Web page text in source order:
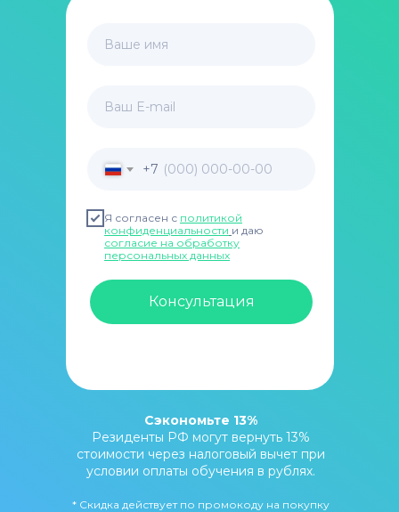
Сэкономьте 13%
Резиденты РФ могут вернуть 13%
стоимости через налоговый вычет при
условии оплаты обучения в рублях.
* Скидка действует по промокоду на покупку
Ваше имя
Ваш E-mail
+7
Я согласен с политикой
конфиденциальности и даю
согласие на обработку
персональных данных
Консультация